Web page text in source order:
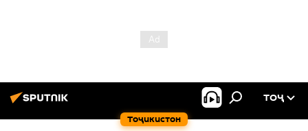
Тоҷикистон
ТОҶ